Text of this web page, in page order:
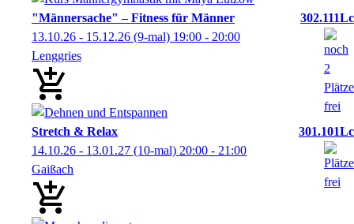
"Männersache" – Fitness für Männer
302.111Lc
13.10.26 - 15.12.26 (9-mal) 19:00 - 20:00
Lenggries
Stretch & Relax
301.101Lc
14.10.26 - 13.01.27 (10-mal) 20:00 - 21:00
Gaißach